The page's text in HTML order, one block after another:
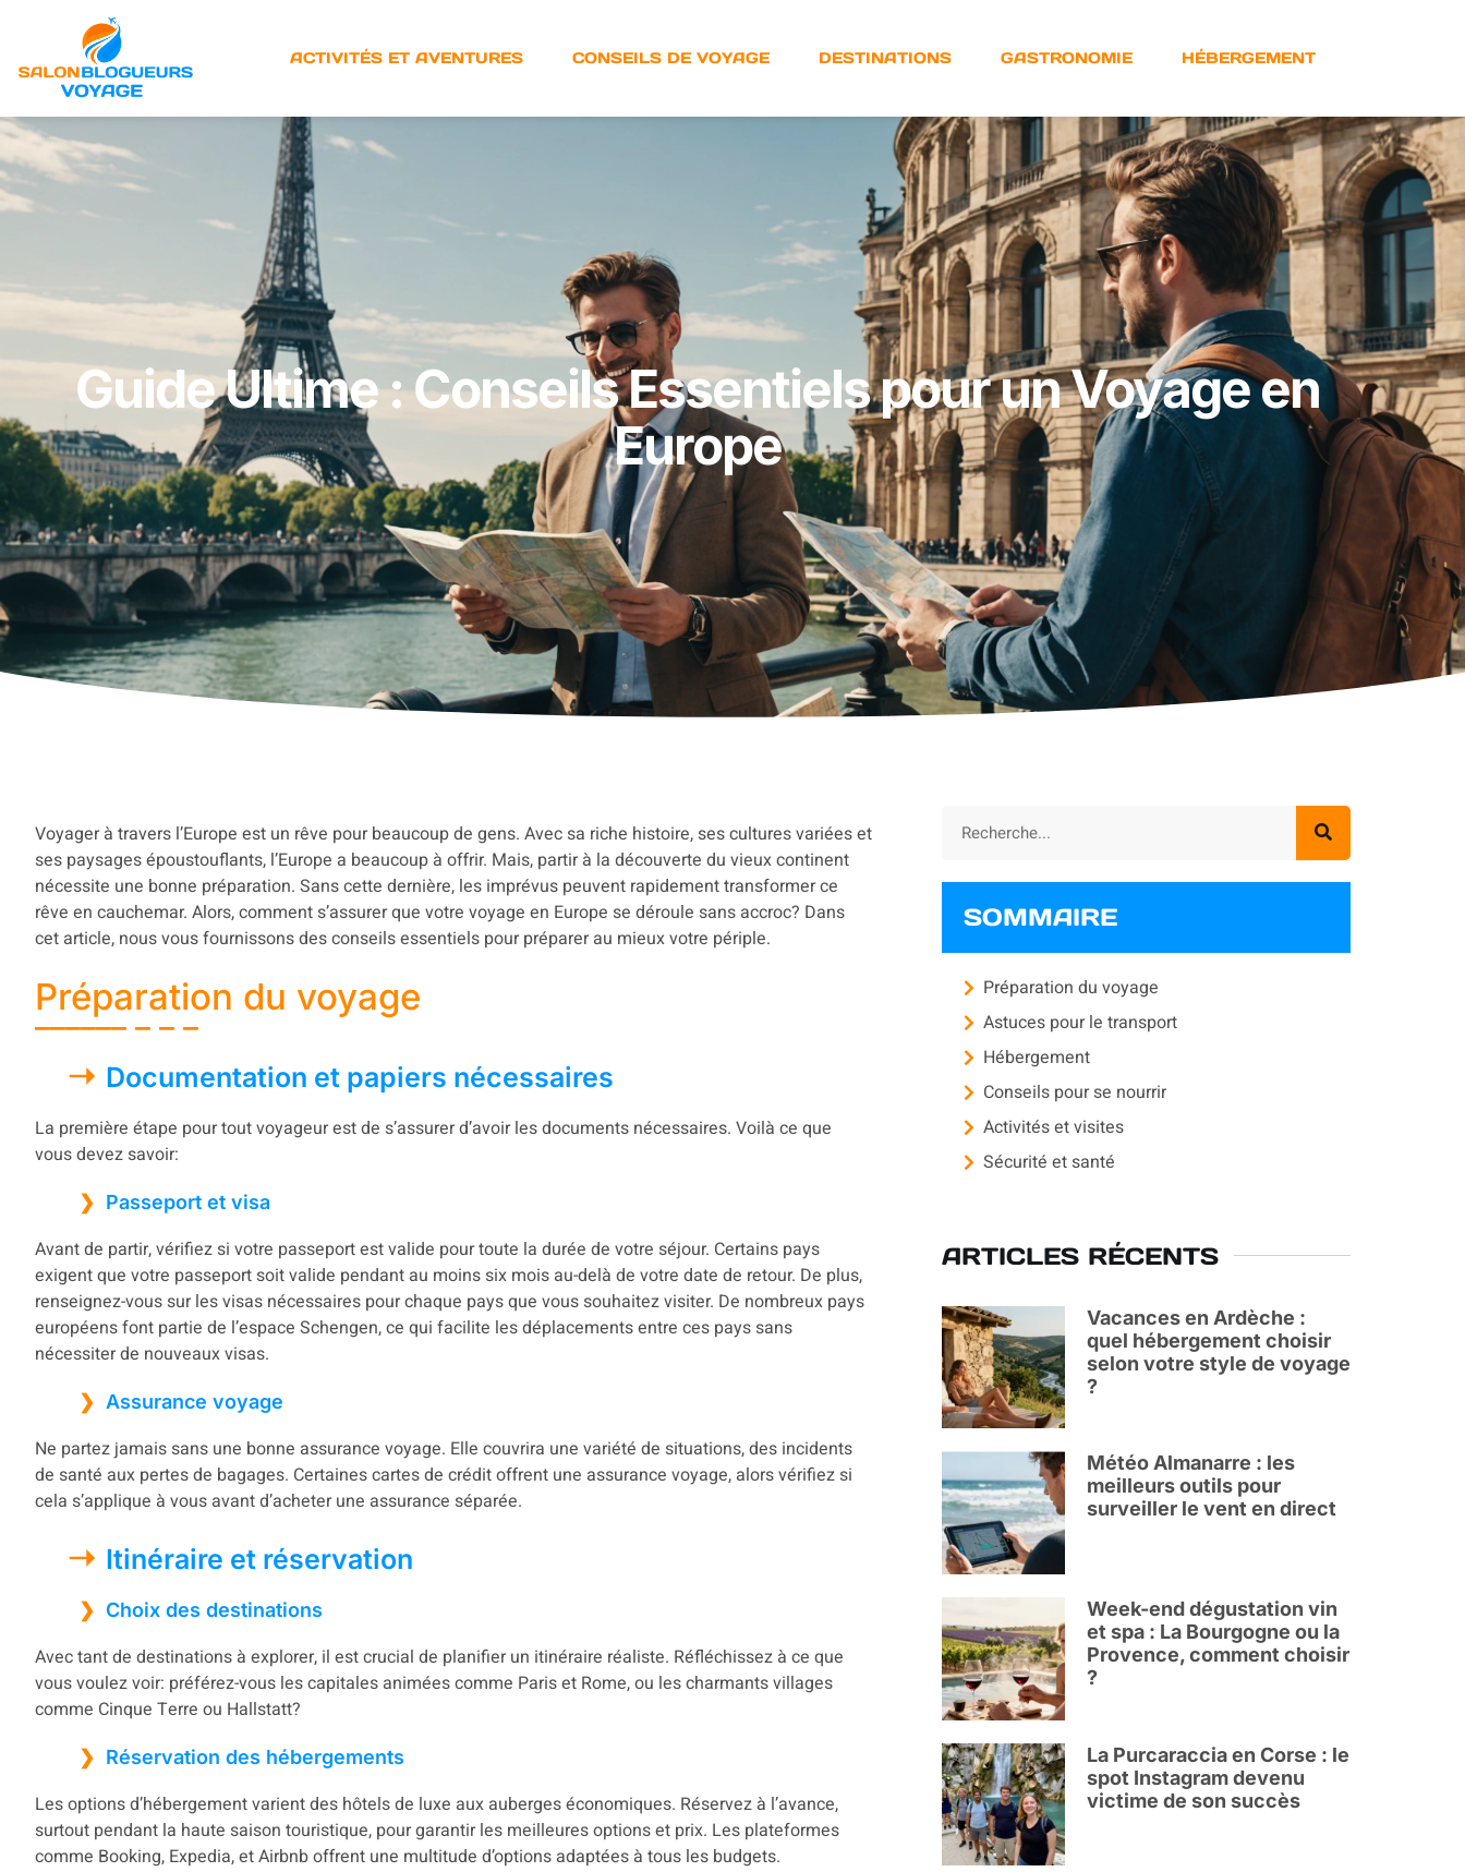
ACTIVITÉS ET AVENTURES CONSEILS DE VOYAGE DESTINATIONS GASTRONOMIE HÉBERGEMENT
Guide Ultime : Conseils Essentiels pour un Voyage en
Europe
Voyager à travers l’Europe est un rêve pour beaucoup de gens. Avec sa riche histoire, ses cultures variées et
ses paysages époustouflants, l’Europe a beaucoup à offrir. Mais, partir à la découverte du vieux continent
nécessite une bonne préparation. Sans cette dernière, les imprévus peuvent rapidement transformer ce
rêve en cauchemar. Alors, comment s’assurer que votre voyage en Europe se déroule sans accroc? Dans
cet article, nous vous fournissons des conseils essentiels pour préparer au mieux votre périple.
Préparation du voyage
Documentation et papiers nécessaires
La première étape pour tout voyageur est de s’assurer d’avoir les documents nécessaires. Voilà ce que
vous devez savoir:
Passeport et visa
Avant de partir, vérifiez si votre passeport est valide pour toute la durée de votre séjour. Certains pays
exigent que votre passeport soit valide pendant au moins six mois au-delà de votre date de retour. De plus,
renseignez-vous sur les visas nécessaires pour chaque pays que vous souhaitez visiter. De nombreux pays
européens font partie de l’espace Schengen, ce qui facilite les déplacements entre ces pays sans
nécessiter de nouveaux visas.
Assurance voyage
Ne partez jamais sans une bonne assurance voyage. Elle couvrira une variété de situations, des incidents
de santé aux pertes de bagages. Certaines cartes de crédit offrent une assurance voyage, alors vérifiez si
cela s’applique à vous avant d’acheter une assurance séparée.
Itinéraire et réservation
Choix des destinations
Avec tant de destinations à explorer, il est crucial de planifier un itinéraire réaliste. Réfléchissez à ce que
vous voulez voir: préférez-vous les capitales animées comme Paris et Rome, ou les charmants villages
comme Cinque Terre ou Hallstatt?
Réservation des hébergements
Les options d’hébergement varient des hôtels de luxe aux auberges économiques. Réservez à l’avance,
surtout pendant la haute saison touristique, pour garantir les meilleures options et prix. Les plateformes
comme Booking, Expedia, et Airbnb offrent une multitude d’options adaptées à tous les budgets.
SOMMAIRE
Préparation du voyage
Astuces pour le transport
Hébergement
Conseils pour se nourrir
Activités et visites
Sécurité et santé
ARTICLES RÉCENTS
Vacances en Ardèche :
quel hébergement choisir
selon votre style de voyage
?
Météo Almanarre : les
meilleurs outils pour
surveiller le vent en direct
Week-end dégustation vin
et spa : La Bourgogne ou la
Provence, comment choisir
?
La Purcaraccia en Corse : le
spot Instagram devenu
victime de son succès